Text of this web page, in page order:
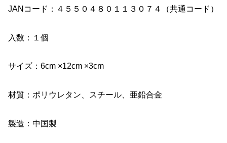
JANコード：４５５０４８０１１３０７４（共通コード）
入数：１個
サイズ：6cm ×12cm ×3cm
材質：ポリウレタン、スチール、亜鉛合金
製造：中国製